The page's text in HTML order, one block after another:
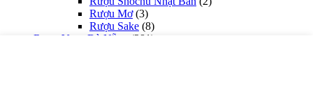
Rượu Mơ (3)
Rượu Sake (8)
Rượu Vang Đà Nẵng
(281)